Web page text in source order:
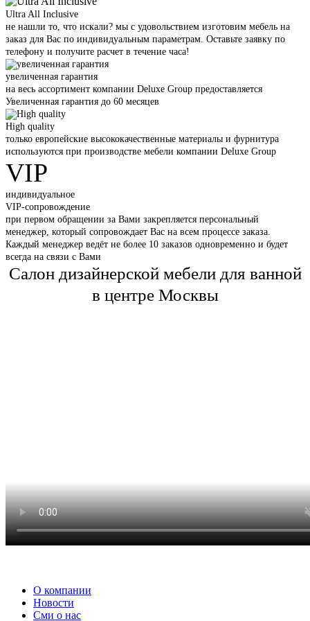
Ultra All Inclusive
не нашли то, что искали? мы с удовольствием изготовим мебель на
заказ для Вас по индивидуальным параметрам. Оставьте заявку по
телефону и получите расчет в течение часа!
увеличенная гарантия
на весь ассортимент компании Deluxe Group предоставляется
Увеличенная гарантия до 60 месяцев
High quality
только европейские высококачественные материалы и фурнитура
используются при производстве мебели компании Deluxe Group
VIP
индивидуальное
VIP-сопровождение
при первом обращении за Вами закрепляется персональный
менеджер, который сопровождает Вас на всем процессе заказа.
Каждый менеджер ведёт не более 10 заказов одновременно и будет
всегда на связи с Вами
Салон дизайнерской мебели для ванной
в центре Москвы
О компании
Новости
Сми о нас